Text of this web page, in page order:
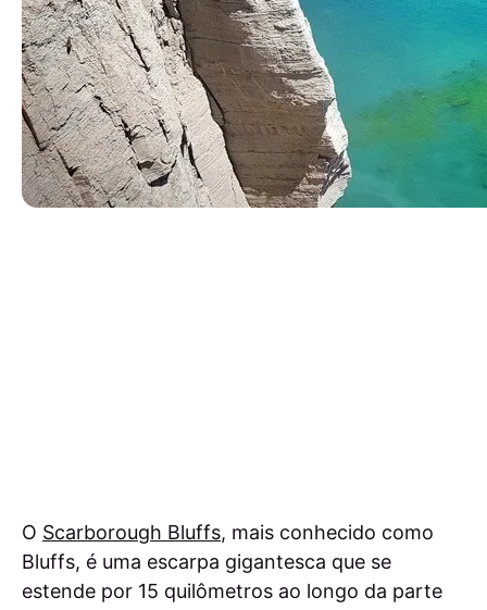
O Scarborough Bluffs, mais conhecido como
Bluffs, é uma escarpa gigantesca que se
estende por 15 quilômetros ao longo da parte